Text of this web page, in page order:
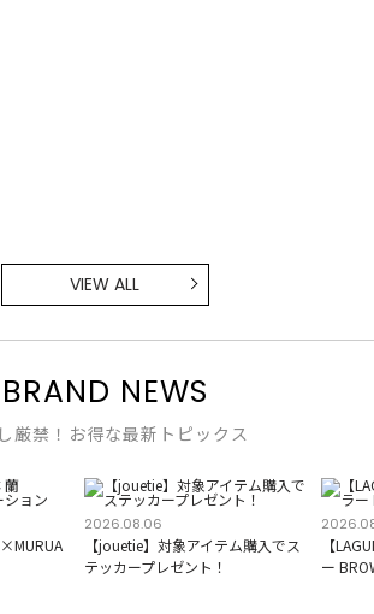
VIEW ALL
BRAND NEWS
厳禁！お得な最新トピックス
×MURUA
2026.08.06
【jouetie】対象アイテム購入でス
テッカープレゼント！
【
ー